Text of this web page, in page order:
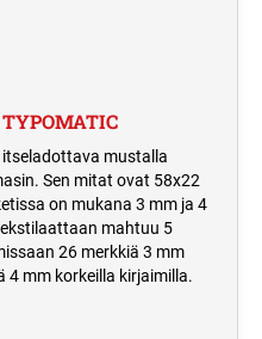
mustalla
Sen mitat ovat 58x22
on mukana 3 mm ja 4
mahtuu 5
26 merkkiä 3 mm
4 mm korkeilla kirjaimilla.